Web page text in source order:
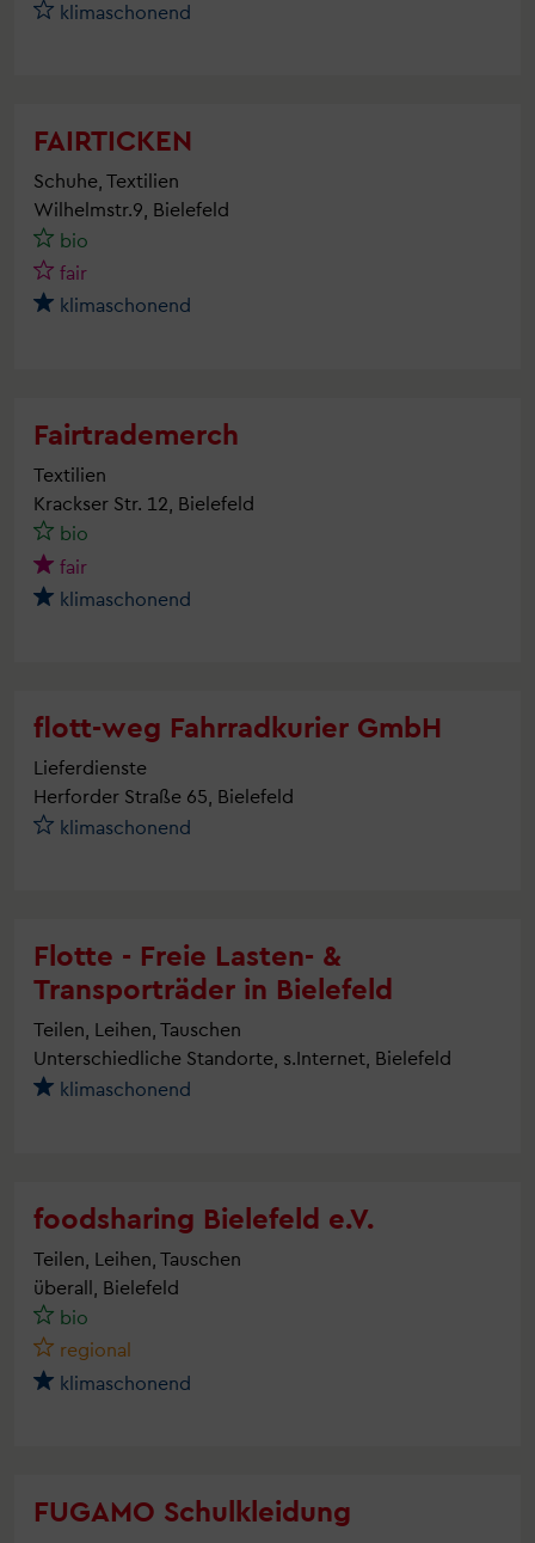
klimaschonend
FAIRTICKEN
Schuhe, Textilien
Wilhelmstr.9, Bielefeld
bio
fair
klimaschonend
Fairtrademerch
Textilien
Krackser Str. 12, Bielefeld
bio
fair
klimaschonend
flott-weg Fahrradkurier GmbH
Lieferdienste
Herforder Straße 65, Bielefeld
klimaschonend
Flotte - Freie Lasten- &
Transporträder in Bielefeld
Teilen, Leihen, Tauschen
Unterschiedliche Standorte, s.Internet, Bielefeld
klimaschonend
foodsharing Bielefeld e.V.
Teilen, Leihen, Tauschen
überall, Bielefeld
bio
regional
klimaschonend
FUGAMO Schulkleidung